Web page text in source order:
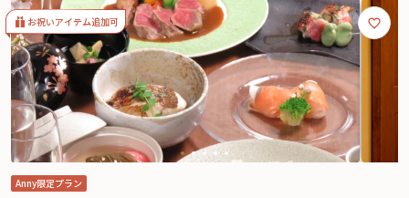
「隨縁亭」のご長寿お祝いプランでは、オプションとして、ホテル内写真室で
の記念撮影を承っております。また、Anny限定のギフトや花束、メッセージカ
ードをお付けすることができます。メッセージカードは着席時に、ギフトはデ
ザートタイムにご予約主様にお渡し致しますので、サプライズ演出にお役立て
ください。とっておきのお祝いシーンを心を込めてお手伝いさせていただきま
す。
お祝いアイテム追加可
Anny限定プラン